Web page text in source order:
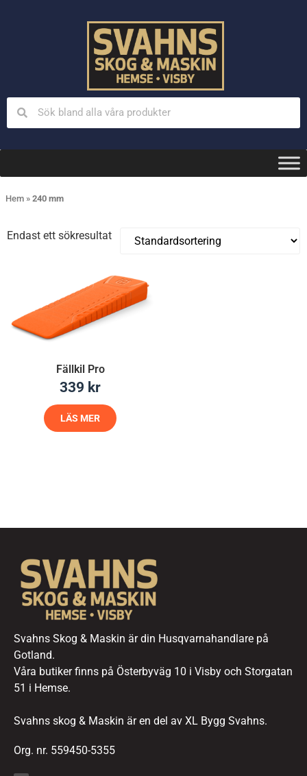
Hem » 240 mm
Endast ett sökresultat
Fällkil Pro
339 kr
LÄS MER
Svahns Skog & Maskin är din Husqvarnahandlare på
Gotland.
Våra butiker finns på Österbyväg 10 i Visby och Storgatan
51 i Hemse.
Svahns skog & Maskin är en del av XL Bygg Svahns.
Org. nr. 559450-5355